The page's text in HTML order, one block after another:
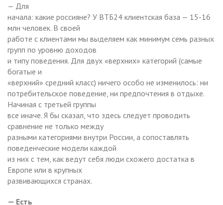
— Для
начала: какие россияне? У ВТБ24 клиентская база — 15-16
млн человек. В своей
работе с клиентами мы выделяем как минимум семь разных
групп по уровню доходов
и типу поведения. Для двух «верхних» категорий (самые
богатые и
«верхний» средний класс) ничего особо не изменилось: ни
потребительское поведение, ни предпочтения в отдыхе.
Начиная с третьей группы
все иначе. Я бы сказал, что здесь следует проводить
сравнение не только между
разными категориями внутри России, а сопоставлять
поведенческие модели каждой
из них с тем, как ведут себя люди схожего достатка в
Европе или в крупных
развивающихся странах.
— Есть